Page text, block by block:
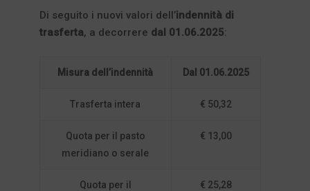
Di seguito i nuovi valori dell’indennità di
trasferta, a decorrere dal 01.06.2025:
Misura dell’indennità Dal 01.06.2025
Trasferta intera € 50,32
Quota per il pasto
meridiano o serale
€ 13,00
Quota per il
€ 25,28